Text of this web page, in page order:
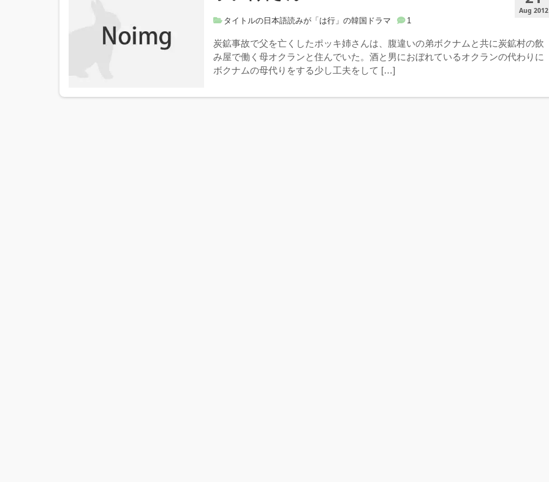
Aug 2012
タイトルの日本語読みが「は行」の韓国ドラマ 1
炭鉱事故で父を亡くしたポッキ姉さんは、腹違いの弟ボクナムと共に炭鉱村の飲
み屋で働く母オクランと住んでいた。酒と男におぼれているオクランの代わりに
ボクナムの母代りをする少し工夫をして […]